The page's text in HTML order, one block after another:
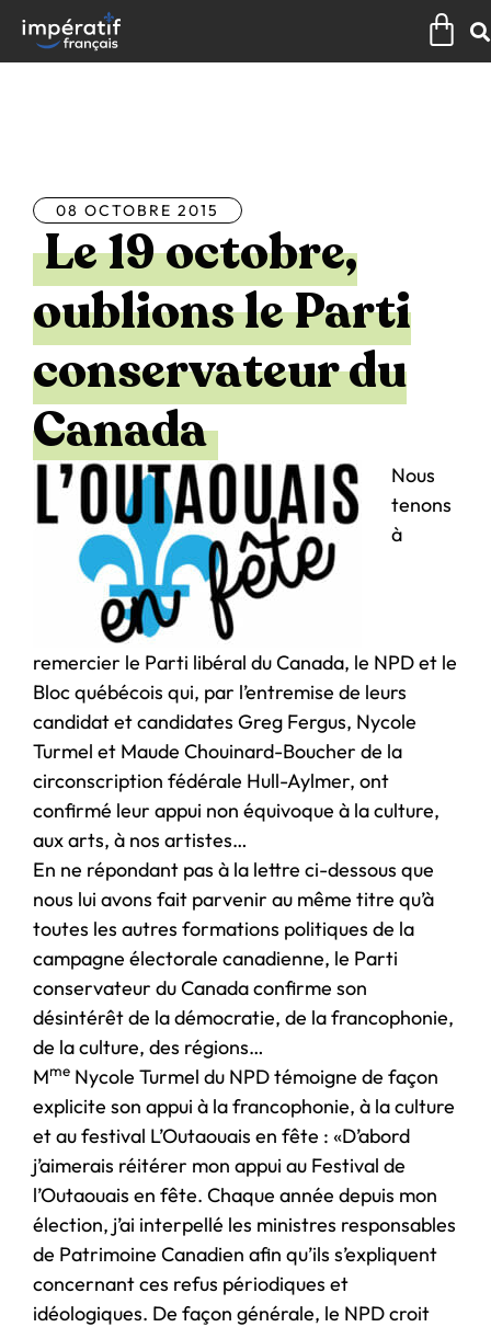
contenu
08 OCTOBRE 2015
Le 19 octobre,
oublions le Parti
conservateur du
Canada
Nous
tenons
à
remercier le Parti libéral du Canada, le NPD et le
Bloc québécois qui, par l’entremise de leurs
candidat et candidates Greg Fergus, Nycole
Turmel et Maude Chouinard-Boucher de la
circonscription fédérale Hull-Aylmer, ont
confirmé leur appui non équivoque à la culture,
aux arts, à nos artistes…
En ne répondant pas à la lettre ci-dessous que
nous lui avons fait parvenir au même titre qu’à
toutes les autres formations politiques de la
campagne électorale canadienne, le Parti
conservateur du Canada confirme son
désintérêt de la démocratie, de la francophonie,
de la culture, des régions…
Mme Nycole Turmel du NPD témoigne de façon
explicite son appui à la francophonie, à la culture
et au festival L’Outaouais en fête : «D’abord
j’aimerais réitérer mon appui au Festival de
l’Outaouais en fête. Chaque année depuis mon
élection, j’ai interpellé les ministres responsables
de Patrimoine Canadien afin qu’ils s’expliquent
concernant ces refus périodiques et
idéologiques. De façon générale, le NPD croit